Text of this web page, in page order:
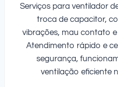
Serviços para ventilador
troca de capacitor,
vibrações, mau contato
Atendimento rápido e
segurança,
ventilação eficiente